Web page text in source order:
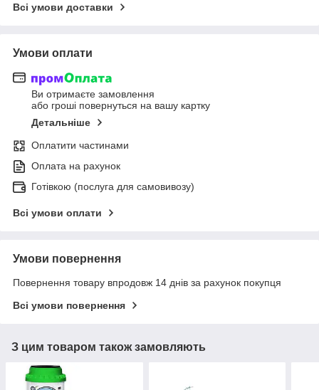
Всі умови доставки
Умови оплати
Ви отримаєте замовлення
або гроші повернуться на вашу картку
Детальніше
Оплатити частинами
Оплата на рахунок
Готівкою (послуга для самовивозу)
Всі умови оплати
Умови повернення
Повернення товару впродовж 14 днів за рахунок покупця
Всі умови повернення
З цим товаром також замовляють